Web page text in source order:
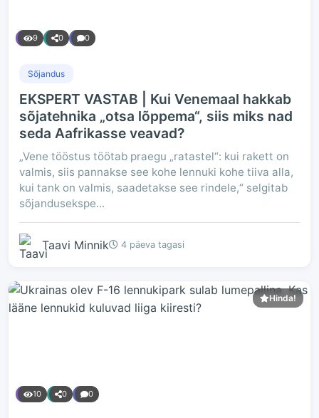
9 0 0
Sõjandus
EKSPERT VASTAB | Kui Venemaal hakkab
sõjatehnika „otsa lõppema“, siis miks nad
seda Aafrikasse veavad?
„Vene tööstus töötab praegu „ratastel“: kui rakett on
valmis, siis pannakse see kohe lennuki kohe tiiva alla,
kui tank on valmis, saadetakse see rindele,“ selgitab
sõjandusekspe...
Taavi Minnik 4 päeva tagasi
Hinda!
10 0 0